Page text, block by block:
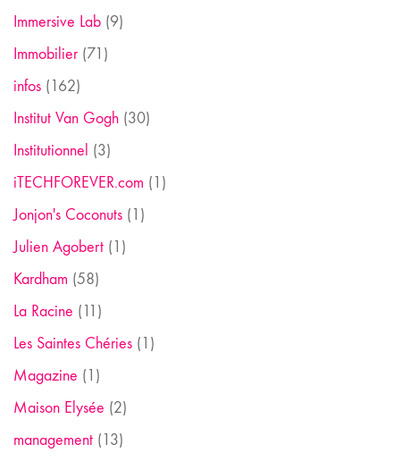
Immersive Lab (9)
Immobilier(71)
infos (162)
Institut Van Gogh (30)
Institutionnel (3)
iTECHFOREVER.com (1)
Jonjon's Coconuts (1)
Julien Agobert (1)
Kardham (58)
La Racine (11)
Les Saintes Chéries (1)
Magazine (1)
Maison Elysée (2)
management (13)